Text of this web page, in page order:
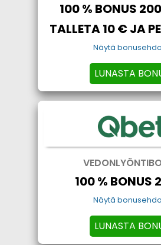
100 % BONUS
TALLETA 10 € JA
Näytä
LUNASTA
100 % BONUS
Näytä
LUNASTA